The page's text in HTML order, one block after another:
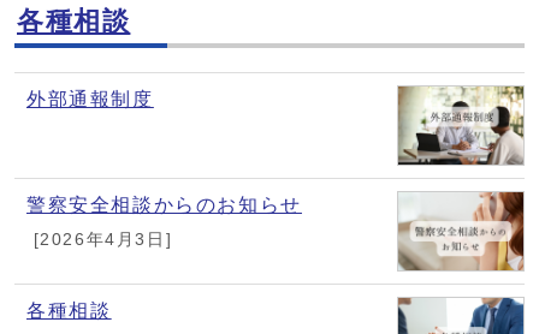
各種相談
外部通報制度
警察安全相談からのお知らせ
[2026年4月3日]
各種相談